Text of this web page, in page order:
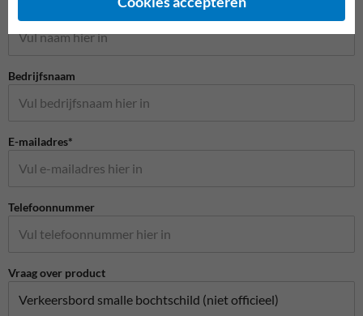
Bedrijfsnaam
E-mailadres*
Telefoonnummer
Vraag over product